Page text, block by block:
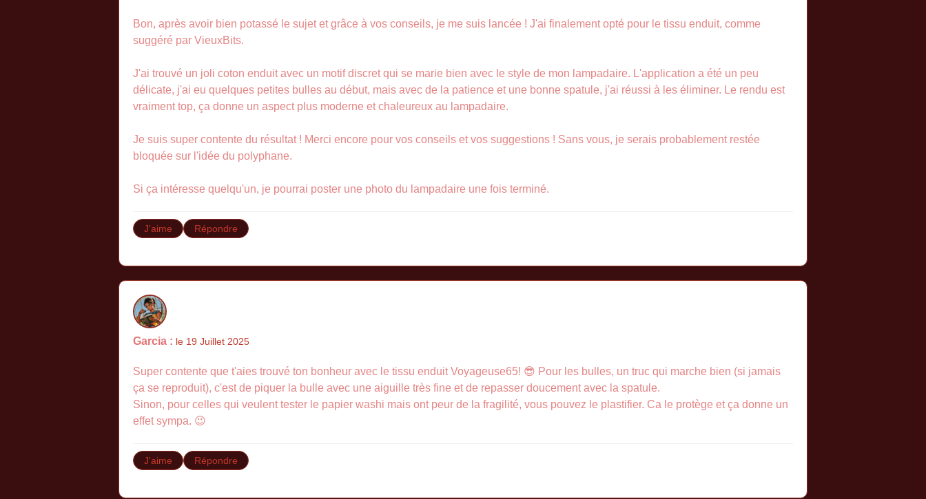
Bon, après avoir bien potassé le sujet et grâce à vos conseils, je me suis lancée ! J'ai finalement opté pour le tissu enduit, comme
suggéré par VieuxBits.
J'ai trouvé un joli coton enduit avec un motif discret qui se marie bien avec le style de mon lampadaire. L'application a été un peu
délicate, j'ai eu quelques petites bulles au début, mais avec de la patience et une bonne spatule, j'ai réussi à les éliminer. Le rendu est
vraiment top, ça donne un aspect plus moderne et chaleureux au lampadaire.
Je suis super contente du résultat ! Merci encore pour vos conseils et vos suggestions ! Sans vous, je serais probablement restée
bloquée sur l'idée du polyphane.
Si ça intéresse quelqu'un, je pourrai poster une photo du lampadaire une fois terminé.
J'aime Répondre
Garcia : le 19 Juillet 2025
Super contente que t'aies trouvé ton bonheur avec le tissu enduit Voyageuse65! 😎 Pour les bulles, un truc qui marche bien (si jamais
ça se reproduit), c'est de piquer la bulle avec une aiguille très fine et de repasser doucement avec la spatule.
Sinon, pour celles qui veulent tester le papier washi mais ont peur de la fragilité, vous pouvez le plastifier. Ca le protège et ça donne un
effet sympa. 😉
J'aime Répondre